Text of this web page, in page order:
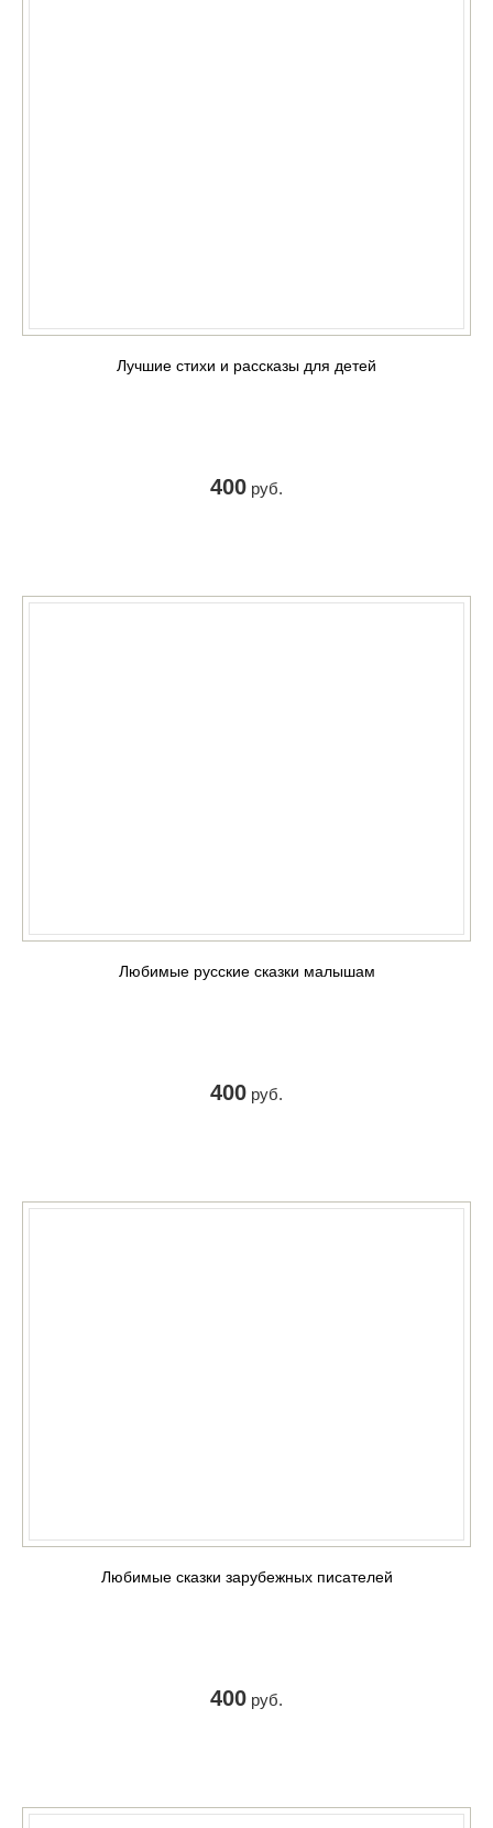
Лучшие стихи и рассказы для детей
400 руб.
Любимые русские сказки малышам
400 руб.
Любимые сказки зарубежных писателей
400 руб.